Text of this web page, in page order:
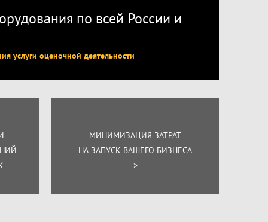
по всей России и
услуги оценочной деятельности
МИНИМИЗАЦИЯ ЗАТРАТ
НА ЗАПУСК ВАШЕГО БИЗНЕСА
>